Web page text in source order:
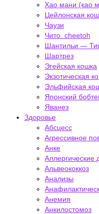
Хао мани (као
Цейлонская
Чаузи
Чито. cheetoh
Шантильи —
Шартрез
Эгейская кошка
Экзотическая
Эльфийская
Японский
Яванез
Здоровье
Абсцесс
Агрессивное
Анке
Аллергические
Альвеококкоз
Анализы
Анемия
Анкилостомоз